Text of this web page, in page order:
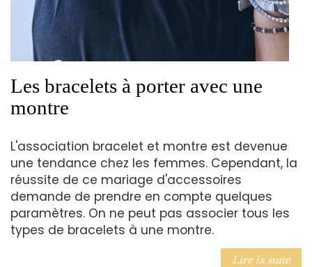
Les bracelets à porter avec une
montre
L'association bracelet et montre est devenue
une tendance chez les femmes. Cependant, la
réussite de ce mariage d'accessoires
demande de prendre en compte quelques
paramètres. On ne peut pas associer tous les
types de bracelets à une montre.
Lire la suite